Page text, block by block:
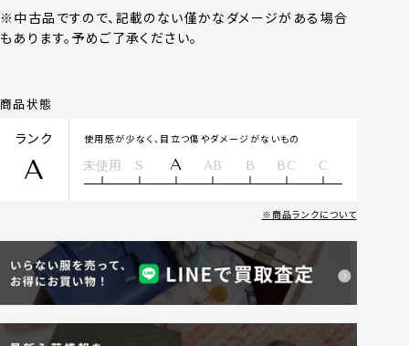
※中古品ですので、記載のない僅かなダメージがある場合
もあります。予めご了承ください。
商品状態
ランク
A
使用感が少なく、目立つ傷やダメージがないもの
未使用 S A AB B BC C
商品ランクについて